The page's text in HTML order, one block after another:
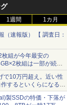
1週間 1カ月
（速報版） 【 調査日：
組が今年最安の
枚組は一部が続騰
]
で10万円超え。近い性
するといくらになる？
にPCゲーム』】
製SSDの特価・下落が